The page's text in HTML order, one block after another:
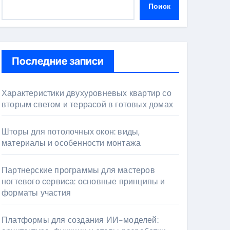
Поиск
Последние записи
Характеристики двухуровневых квартир со
вторым светом и террасой в готовых домах
Шторы для потолочных окон: виды,
материалы и особенности монтажа
Партнерские программы для мастеров
ногтевого сервиса: основные принципы и
форматы участия
Платформы для создания ИИ-моделей: